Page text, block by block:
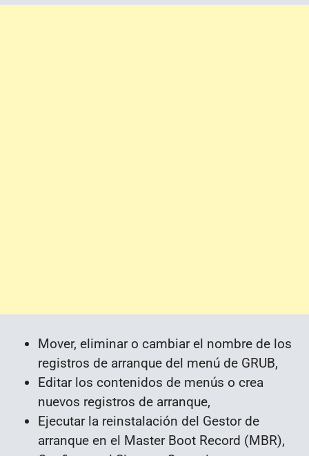
Mover, eliminar o cambiar el nombre de los
registros de arranque del menú de GRUB,
Editar los contenidos de menús o crea
nuevos registros de arranque,
Ejecutar la reinstalación del Gestor de
arranque en el Master Boot Record (MBR),